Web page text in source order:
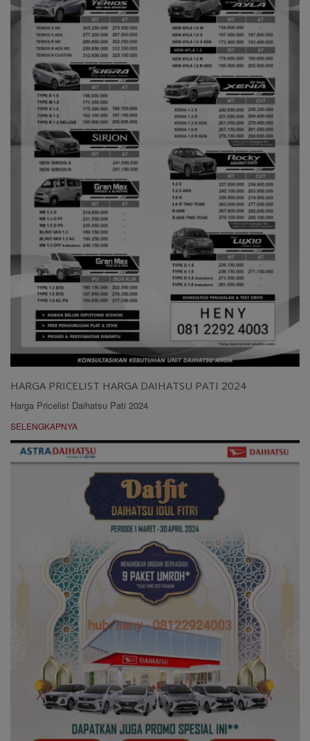
HARGA PRICELIST HARGA DAIHATSU PATI 2024
Harga Pricelist Daihatsu Pati 2024
SELENGKAPNYA